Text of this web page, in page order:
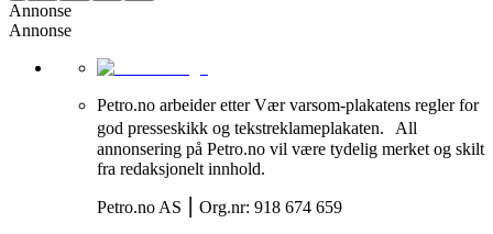
Annonse
Annonse
Petro.no arbeider etter Vær varsom-plakatens regler for
god presseskikk og tekstreklameplakaten. All
annonsering på Petro.no vil være tydelig merket og skilt
fra redaksjonelt innhold.
Petro.no AS ⎮ Org.nr: 918 674 659